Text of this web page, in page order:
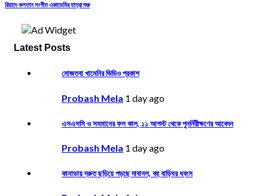
রিয়াদে কলতান সংগীত একাডেমির যাত্রা শুরু
Latest Posts
মোজতবা খামেনির ভিডিও প্রকাশ
Probash Mela 1 day ago
এসএসসি ও সমমানের ফল কাল, ১১ আগস্ট থেকে পুনর্নিরীক্ষণের আবেদন
Probash Mela 1 day ago
কানাডায় দ্রুত ছড়িয়ে পড়ছে দাবানল, বহু বাড়িঘর ধ্বংস